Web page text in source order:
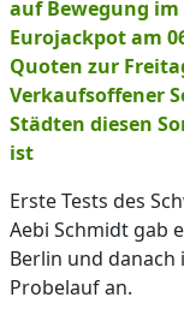
auf Bewegung
Eurojackpot am
Quoten zur
Verkaufsoffener
Städten diesen
ist
Erste Tests des
Aebi Schmidt gab
Berlin und
Probelauf an.